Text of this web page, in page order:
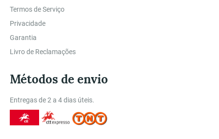
Termos de Serviço
Privacidade
Garantia
Livro de Reclamações
Métodos de envio
Entregas de 2 a 4 dias úteis.